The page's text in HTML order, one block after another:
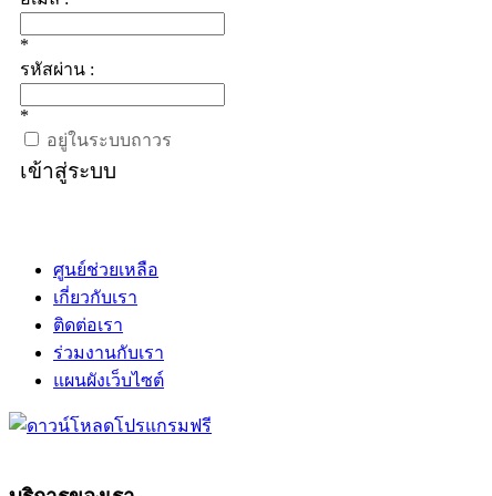
*
รหัสผ่าน :
*
อยู่ในระบบถาวร
เข้าสู่ระบบ
ศูนย์ช่วยเหลือ
เกี่ยวกับเรา
ติดต่อเรา
ร่วมงานกับเรา
แผนผังเว็บไซต์